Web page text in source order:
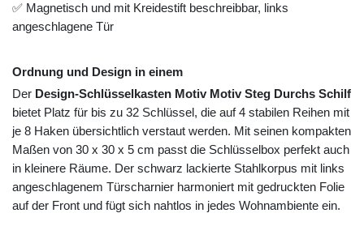
✅ Magnetisch und mit Kreidestift beschreibbar, links
angeschlagene Tür
Ordnung und Design in einem
Der Design-Schlüsselkasten Motiv Motiv Steg Durchs Schilf
bietet Platz für bis zu 32 Schlüssel, die auf 4 stabilen Reihen mit
je 8 Haken übersichtlich verstaut werden. Mit seinen kompakten
Maßen von 30 x 30 x 5 cm passt die Schlüsselbox perfekt auch
in kleinere Räume. Der schwarz lackierte Stahlkorpus mit links
angeschlagenem Türscharnier harmoniert mit gedruckten Folie
auf der Front und fügt sich nahtlos in jedes Wohnambiente ein.